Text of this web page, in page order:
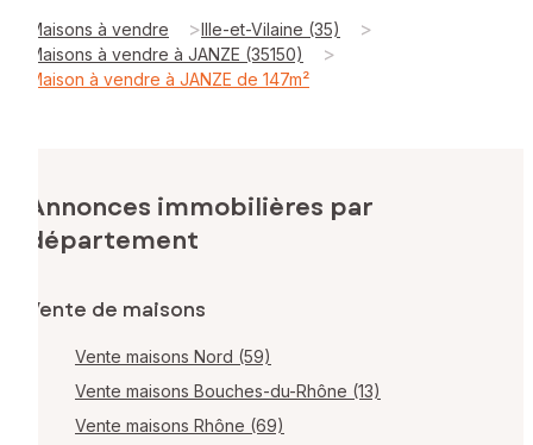
Maisons à vendre >Ille-et-Vilaine (35) >
Maisons à vendre à JANZE (35150) >
Maison à vendre à JANZE de 147m²
Annonces immobilières par
département
Vente de maisons
Vente maisons Nord (59)
Vente maisons Bouches-du-Rhône (13)
Vente maisons Rhône (69)